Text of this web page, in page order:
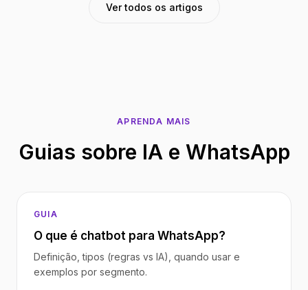
Ver todos os artigos
APRENDA MAIS
Guias sobre IA e WhatsApp
GUIA
O que é chatbot para WhatsApp?
Definição, tipos (regras vs IA), quando usar e
exemplos por segmento.